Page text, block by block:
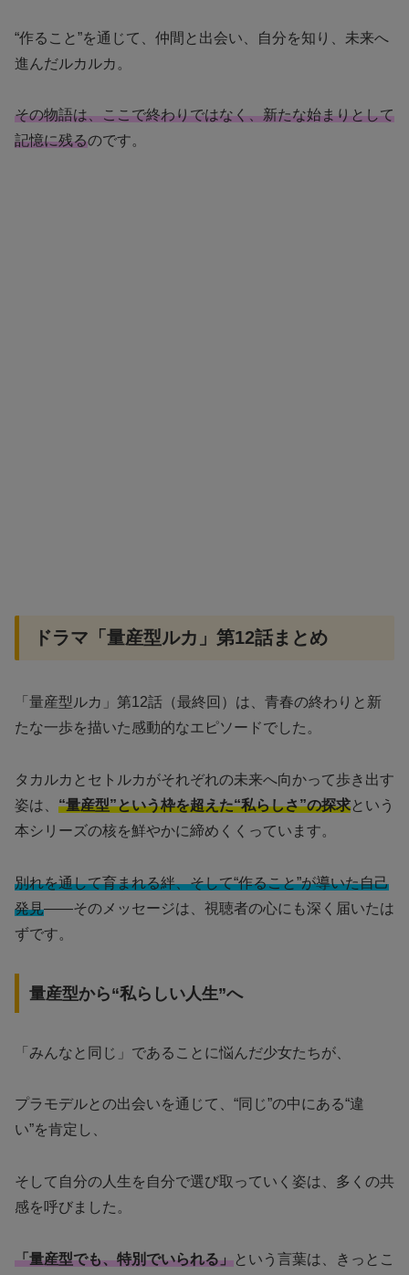
“作ること”を通じて、仲間と出会い、自分を知り、未来へ
進んだルカルカ。
その物語は、ここで終わりではなく、新たな始まりとして
記憶に残るのです。
ドラマ「量産型ルカ」第12話まとめ
「量産型ルカ」第12話（最終回）は、青春の終わりと新
たな一歩を描いた感動的なエピソードでした。
タカルカとセトルカがそれぞれの未来へ向かって歩き出す
姿は、 “量産型”という枠を超えた“私らしさ”の探求という
本シリーズの核を鮮やかに締めくくっています。
別れを通して育まれる絆、そして“作ること”が導いた自己
発見――そのメッセージは、視聴者の心にも深く届いたは
ずです。
量産型から“私らしい人生”へ
「みんなと同じ」であることに悩んだ少女たちが、
プラモデルとの出会いを通じて、“同じ”の中にある“違
い”を肯定し、
そして自分の人生を自分で選び取っていく姿は、多くの共
感を呼びました。
「量産型でも、特別でいられる」という言葉は、きっとこ